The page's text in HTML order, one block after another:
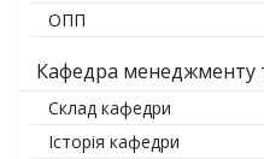
ОПП
Кафедра менеджменту
Склад кафедри
Історія кафедри